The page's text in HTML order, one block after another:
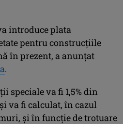
introduce plata
pentru construcţiile
în prezent, a anunţat
.
speciale va fi 1,5% din
va fi calculat, în cazul
şi în funcţie de trotuare